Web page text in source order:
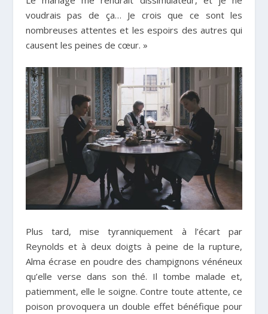
voudrais pas de ça… Je crois que ce sont les
nombreuses attentes et les espoirs des autres qui
causent les peines de cœur. »
Plus tard, mise tyranniquement à l’écart par
Reynolds et à deux doigts à peine de la rupture,
Alma écrase en poudre des champignons vénéneux
qu’elle verse dans son thé. Il tombe malade et,
patiemment, elle le soigne. Contre toute attente, ce
poison provoquera un double effet bénéfique pour